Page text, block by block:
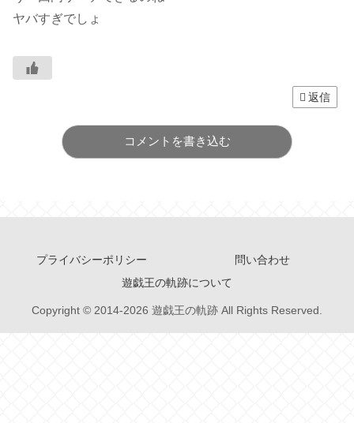
ヤバすぎでしょ
返信
コメントを書き込む
プライバシーポリシー
問い合わせ
遊戯王の軌跡について
Copyright © 2014-2026 遊戯王の軌跡 All Rights Reserved.